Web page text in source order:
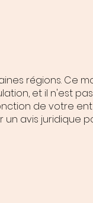
régions. Ce
et il n'est
de votre
avis juridique